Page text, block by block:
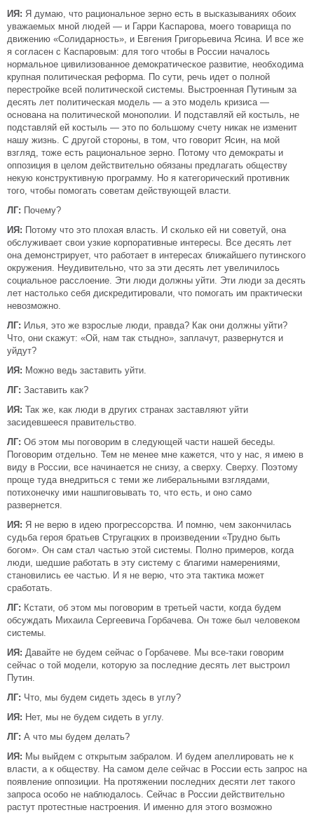
ИЯ: Я думаю, что рациональное зерно есть в высказываниях обоих
уважаемых мной людей — и Гарри Каспарова, моего товарища по
движению «Солидарность», и Евгения Григорьевича Ясина. И все же
я согласен с Каспаровым: для того чтобы в России началось
нормальное цивилизованное демократическое развитие, необходима
крупная политическая реформа. По сути, речь идет о полной
перестройке всей политической системы. Выстроенная Путиным за
десять лет политическая модель — а это модель кризиса —
основана на политической монополии. И подставляй ей костыль, не
подставляй ей костыль — это по большому счету никак не изменит
нашу жизнь. С другой стороны, в том, что говорит Ясин, на мой
взгляд, тоже есть рациональное зерно. Потому что демократы и
оппозиция в целом действительно обязаны предлагать обществу
некую конструктивную программу. Но я категорический противник
того, чтобы помогать советам действующей власти.
ЛГ: Почему?
ИЯ: Потому что это плохая власть. И сколько ей ни советуй, она
обслуживает свои узкие корпоративные интересы. Все десять лет
она демонстрирует, что работает в интересах ближайшего путинского
окружения. Неудивительно, что за эти десять лет увеличилось
социальное расслоение. Эти люди должны уйти. Эти люди за десять
лет настолько себя дискредитировали, что помогать им практически
невозможно.
ЛГ: Илья, это же взрослые люди, правда? Как они должны уйти?
Что, они скажут: «Ой, нам так стыдно», заплачут, развернутся и
уйдут?
ИЯ: Можно ведь заставить уйти.
ЛГ: Заставить как?
ИЯ: Так же, как люди в других странах заставляют уйти
засидевшееся правительство.
ЛГ: Об этом мы поговорим в следующей части нашей беседы.
Поговорим отдельно. Тем не менее мне кажется, что у нас, я имею в
виду в России, все начинается не снизу, а сверху. Сверху. Поэтому
проще туда внедриться с теми же либеральными взглядами,
потихонечку ими нашпиговывать то, что есть, и оно само
развернется.
ИЯ: Я не верю в идею прогрессорства. И помню, чем закончилась
судьба героя братьев Стругацких в произведении «Трудно быть
богом». Он сам стал частью этой системы. Полно примеров, когда
люди, шедшие работать в эту систему с благими намерениями,
становились ее частью. И я не верю, что эта тактика может
сработать.
ЛГ: Кстати, об этом мы поговорим в третьей части, когда будем
обсуждать Михаила Сергеевича Горбачева. Он тоже был человеком
системы.
ИЯ: Давайте не будем сейчас о Горбачеве. Мы все-таки говорим
сейчас о той модели, которую за последние десять лет выстроил
Путин.
ЛГ: Что, мы будем сидеть здесь в углу?
ИЯ: Нет, мы не будем сидеть в углу.
ЛГ: А что мы будем делать?
ИЯ: Мы выйдем с открытым забралом. И будем апеллировать не к
власти, а к обществу. На самом деле сейчас в России есть запрос на
появление оппозиции. На протяжении последних десяти лет такого
запроса особо не наблюдалось. Сейчас в России действительно
растут протестные настроения. И именно для этого возможно